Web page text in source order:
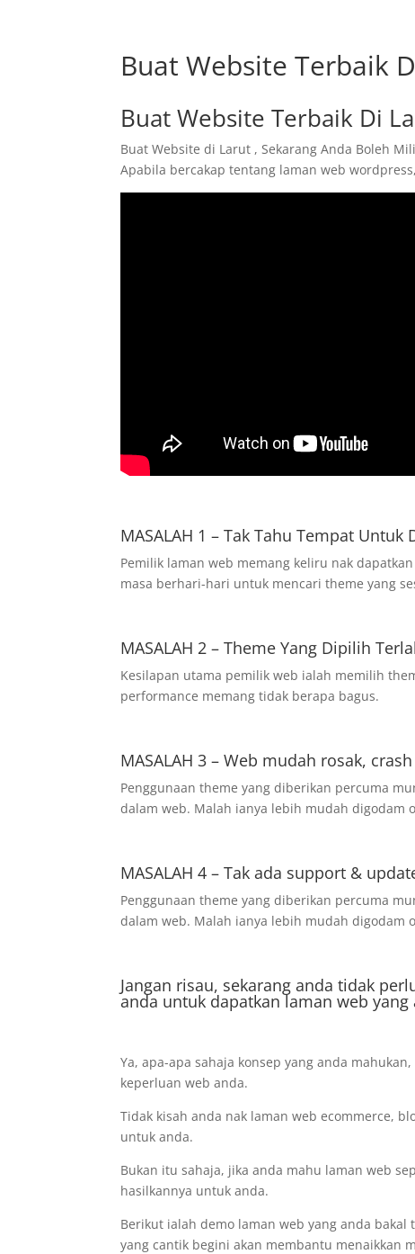
Buat Website Terbaik
Buat Website Terbaik Di
Buat Website di Larut , Sekarang Anda Boleh
Apabila bercakap tentang laman web
MASALAH 1 – Tak Tahu Tempat Untuk
Pemilik laman web memang keliru nak
masa berhari-hari untuk mencari theme yang
MASALAH 2 – Theme Yang Dipilih
Kesilapan utama pemilik web ialah memilih
performance memang tidak berapa bagus.
MASALAH 3 – Web mudah rosak,
Penggunaan theme yang diberikan percuma
dalam web. Malah ianya lebih mudah digodam
MASALAH 4 – Tak ada support &
Penggunaan theme yang diberikan percuma
dalam web. Malah ianya lebih mudah digodam
Jangan risau, sekarang anda tidak
anda untuk dapatkan laman web
Ya, apa-apa sahaja konsep yang anda
keperluan web anda.
Tidak kisah anda nak laman web ecommerce,
untuk anda.
Bukan itu sahaja, jika anda mahu laman web
hasilkannya untuk anda.
Berikut ialah demo laman web yang anda
yang cantik begini akan membantu menaikkan